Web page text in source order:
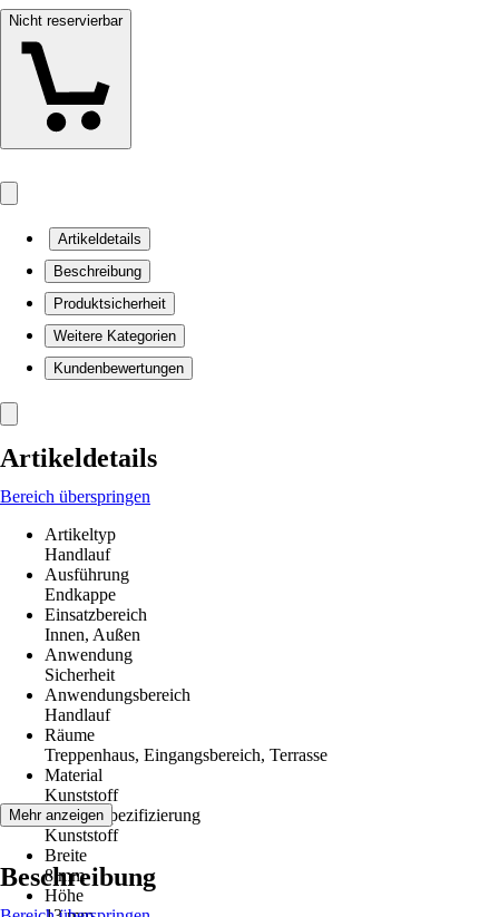
Nicht reservierbar
Artikeldetails
Beschreibung
Produktsicherheit
Weitere Kategorien
Kundenbewertungen
Artikeldetails
Bereich überspringen
Artikeltyp
Handlauf
Ausführung
Endkappe
Einsatzbereich
Innen, Außen
Anwendung
Sicherheit
Anwendungsbereich
Handlauf
Räume
Treppenhaus, Eingangsbereich, Terrasse
Material
Kunststoff
Materialspezifizierung
Kunststoff
Breite
8 mm
Höhe
Mehr anzeigen
Beschreibung